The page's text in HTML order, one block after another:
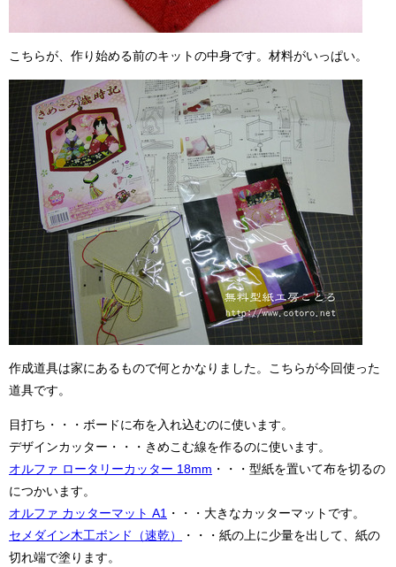
こちらが、作り始める前のキットの中身です。材料がいっぱい。
作成道具は家にあるもので何とかなりました。こちらが今回使った
道具です。
目打ち・・・ボードに布を入れ込むのに使います。
デザインカッター・・・きめこむ線を作るのに使います。
オルファ ロータリーカッター 18mm ・・・型紙を置いて布を切るの
につかいます。
オルファ カッターマット A1
・・・大きなカッターマットです。
セメダイン木工ボンド（速乾）
・・・紙の上に少量を出して、紙の
切れ端で塗ります。